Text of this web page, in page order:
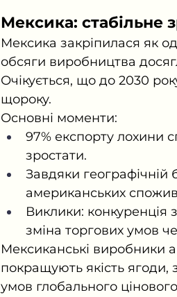
Мексика: стабільне
Мексика закріпилася як
обсяги виробництва
Очікується, що до 2030
щороку.
Основні моменти:
97% експорту лохини
зростати.
Завдяки географічній
американських
Виклики: конкуренція
зміна торгових умов
Мексиканські виробники
покращують якість ягоди,
умов глобального